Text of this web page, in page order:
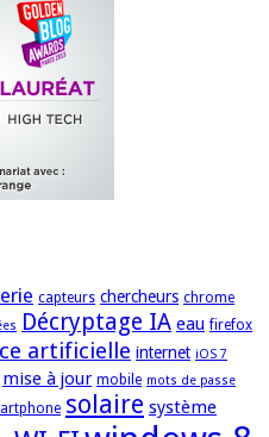
capteurs chercheurs chrome
Décryptage IA eau firefox
artificielle internet iOS 7
mise à jour mobile mots de passe
solaire système